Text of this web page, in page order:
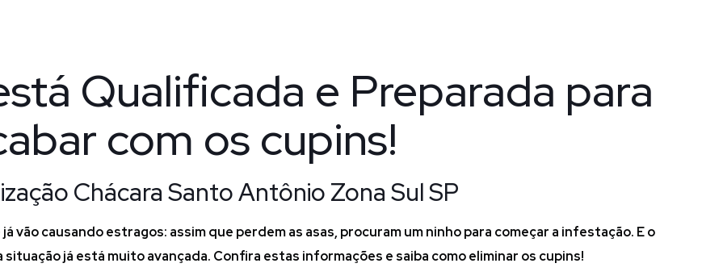
Qualificada e Preparada para
com os cupins!
Chácara Santo Antônio Zona Sul SP
vão causando estragos: assim que perdem as asas, procuram um ninho para começar a infestação. E o
já está muito avançada. Confira estas informações e saiba como eliminar os cupins!